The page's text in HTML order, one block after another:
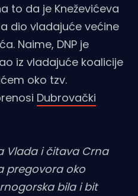
to da je Kneževićeva
dio vladajuće većine
Naime, DNP je
iz vladajuće koalicije
oko tzv.
Dubrovački
Vlada i čitava Crna
pregovora oko
bila i bit